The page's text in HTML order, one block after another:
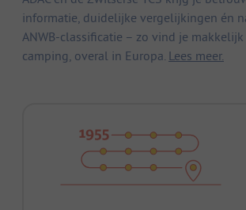
informatie, duidelijke vergelijkingen én
ANWB-classificatie – zo vind je
camping, overal in Europa. Lees meer.